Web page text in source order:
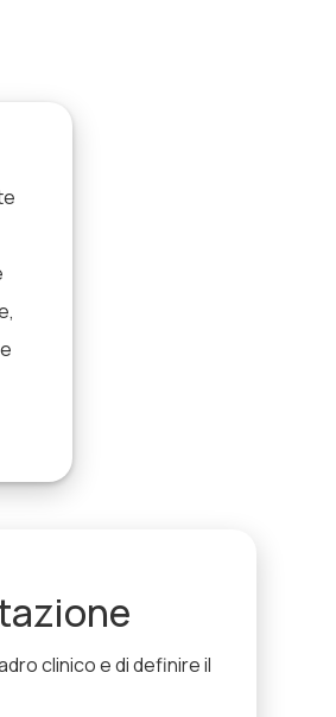
clinico e di definire il